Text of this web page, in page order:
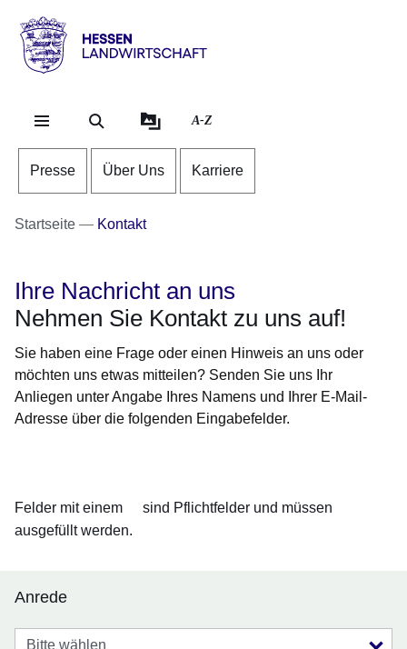
Hessen
Landwirtschaft
A-Z
Presse Über Uns Karriere
Startseite Kontakt
Ihre Nachricht an uns
Nehmen Sie Kontakt zu uns auf!
Sie haben eine Frage oder einen Hinweis an uns oder
möchten uns etwas mitteilen? Senden Sie uns Ihr
Anliegen unter Angabe Ihres Namens und Ihrer E-Mail-
Adresse über die folgenden Eingabefelder.
Felder mit einem
sind Pflichtfelder und müssen
ausgefüllt werden.
Anrede
Anrede